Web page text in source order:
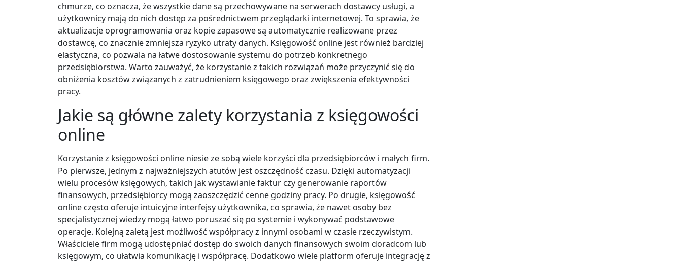
chmurze, co oznacza, że wszystkie dane są przechowywane na serwerach dostawcy usługi, a
użytkownicy mają do nich dostęp za pośrednictwem przeglądarki internetowej. To sprawia, że
aktualizacje oprogramowania oraz kopie zapasowe są automatycznie realizowane przez
dostawcę, co znacznie zmniejsza ryzyko utraty danych. Księgowość online jest również bardziej
elastyczna, co pozwala na łatwe dostosowanie systemu do potrzeb konkretnego
przedsiębiorstwa. Warto zauważyć, że korzystanie z takich rozwiązań może przyczynić się do
obniżenia kosztów związanych z zatrudnieniem księgowego oraz zwiększenia efektywności
pracy.
Jakie są główne zalety korzystania z księgowości
online
Korzystanie z księgowości online niesie ze sobą wiele korzyści dla przedsiębiorców i małych firm.
Po pierwsze, jednym z najważniejszych atutów jest oszczędność czasu. Dzięki automatyzacji
wielu procesów księgowych, takich jak wystawianie faktur czy generowanie raportów
finansowych, przedsiębiorcy mogą zaoszczędzić cenne godziny pracy. Po drugie, księgowość
online często oferuje intuicyjne interfejsy użytkownika, co sprawia, że nawet osoby bez
specjalistycznej wiedzy mogą łatwo poruszać się po systemie i wykonywać podstawowe
operacje. Kolejną zaletą jest możliwość współpracy z innymi osobami w czasie rzeczywistym.
Właściciele firm mogą udostępniać dostęp do swoich danych finansowych swoim doradcom lub
księgowym, co ułatwia komunikację i współpracę. Dodatkowo wiele platform oferuje integrację z